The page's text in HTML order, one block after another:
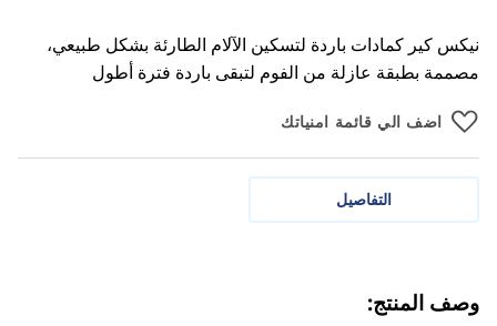
نيكس كير كمادات باردة لتسكين الآلام الطارئة بشكل طبيعي،
مصممة بطبقة عازلة من الفوم لتبقى باردة فترة أطول
اضف الي قائمة امنياتك
التفاصيل
وصف المنتج: